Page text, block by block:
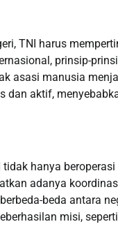
TNI harus
prinsip-
asasi manusia
dan aktif,
hanya
adanya
beda antara
misi,